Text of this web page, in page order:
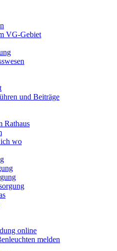
VG-Gebiet
und Beiträge
Rathaus
ich wo
online
melden